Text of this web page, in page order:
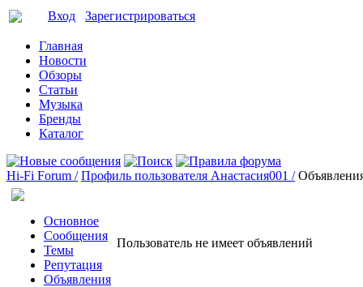
Вход Зарегистрироваться
Главная
Новости
Обзоры
Статьи
Музыка
Бренды
Каталог
Hi-Fi Forum / Профиль пользователя Анастасия001 /
Основное
Сообщения
Темы
Репутация
Объявления
Пользователь не имеет объявлений